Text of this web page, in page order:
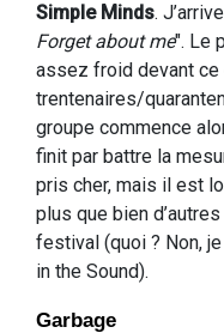
Simple Minds.
Forget about me". Le
assez froid devant
trentenaires/
groupe commence
finit par battre la
pris cher, mais il est
plus que bien
festival (quoi ? Non,
in the Sound).
Garbage